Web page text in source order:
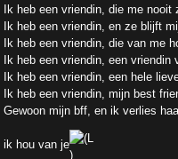
Ik heb een vriendin, die me nooit
Ik heb een vriendin, en ze blijft
Ik heb een vriendin, die van me
Ik heb een vriendin, een vriendin
Ik heb een vriendin, een hele
Ik heb een vriendin, mijn best
Gewoon mijn bff, en ik verlies
ik hou van je